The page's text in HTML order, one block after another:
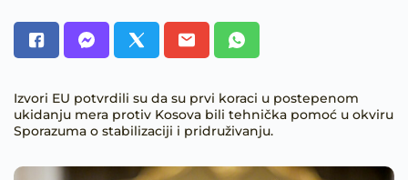
Izvori EU potvrdili su da su prvi koraci u postepenom
ukidanju mera protiv Kosova bili tehnička pomoć u okviru
Sporazuma o stabilizaciji i pridruživanju.